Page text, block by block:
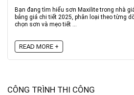
Bạn đang tìm hiểu sơn Maxilite trong nhà
bảng giá chi tiết 2025, phân loại theo từng
chọn sơn và mẹo tiết ...
READ MORE +
CÔNG TRÌNH THI CÔNG